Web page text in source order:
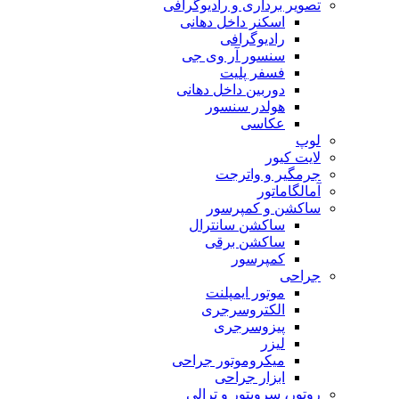
تصویر برداری و رادیوگرافی
اسکنر داخل دهانی
رادیوگرافی
سنسور آر وی جی
فسفر پلیت
دوربین داخل دهانی
هولدر سنسور
عکاسی
لوپ
لایت کیور
جرمگیر و واترجت
آمالگاماتور
ساکشن و کمپرسور
ساکشن سانترال
ساکشن برقی
کمپرسور
جراحی
موتور ایمپلنت
الکتروسرجری
پیزوسرجری
لیزر
میکروموتور جراحی
ابزار جراحی
روتور، سرویتور و ترالی